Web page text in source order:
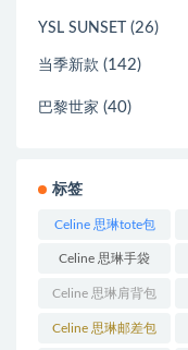
YSL SUNSET (26)
当季新款 (142)
巴黎世家 (40)
标签
Celine 思琳tote包
(23)
Celine 思琳手袋
(250)
Celine 思琳肩背包
(12)
Celine 思琳邮差包